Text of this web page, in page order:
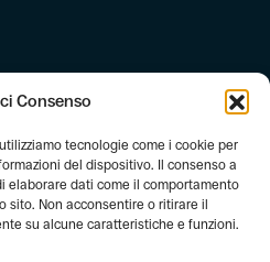
Consenso
tecnologie come i cookie per
del dispositivo. Il consenso a
elaborare dati come il comportamento
sito. Non acconsentire o ritirare il
su alcune caratteristiche e funzioni.